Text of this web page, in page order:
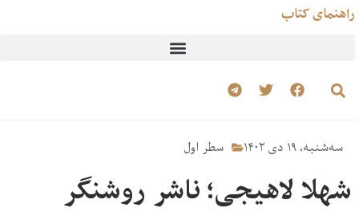
راهنمای کتاب
سه‌شنبه، ۱۹ دی ۱۴۰۲ سطر اول
شهلا لاهیجی؛ ناشر روشنگر